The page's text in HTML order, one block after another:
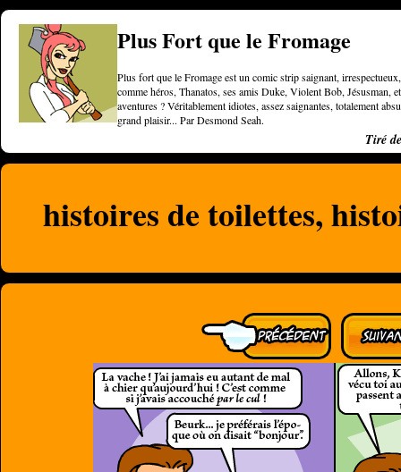
Plus Fort que le Fromage
Plus fort que le Fromage est un comic strip saignant,
comme héros, Thanatos, ses amis Duke, Violent Bob, Jésusman,
aventures ? Véritablement idiotes, assez saignantes, totalement
grand plaisir... Par Desmond Seah.
Tiré
histoires de toilettes,